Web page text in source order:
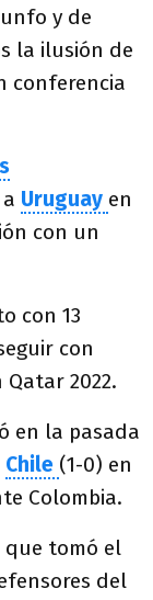
y de
la ilusión de
conferencia
Uruguay en
con un
con 13
con
2022.
en la pasada
Chile (1-0) en
Colombia.
que tomó el
del